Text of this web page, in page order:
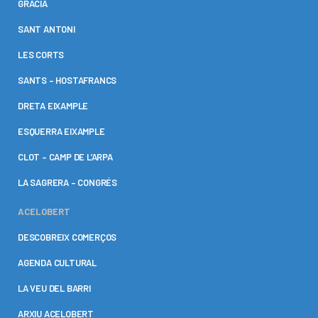
GRÀCIA
SANT ANTONI
LES CORTS
SANTS – HOSTAFRANCS
DRETA EIXAMPLE
ESQUERRA EIXAMPLE
CLOT – CAMP DE L’ARPA
LA SAGRERA – CONGRÉS
ACELOBERT
DESCOBREIX COMERÇOS
AGENDA CULTURAL
LA VEU DEL BARRI
ARXIU ACELOBERT